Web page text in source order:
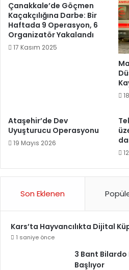
Çanakkale’de Göçmen
Kaçakçılığına Darbe: Bir
Haftada 9 Operasyon, 6
Organizatör Yakalandı
17 Kasım 2025
Ataşehir’de Dev
Uyuşturucu Operasyonu
19 Mayıs 2026
Son Eklenen
Kars’ta Hayvancılıkta Dijital
1 saniye önce
3 Bant Bilardo
Başlıyor